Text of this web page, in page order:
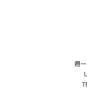
週